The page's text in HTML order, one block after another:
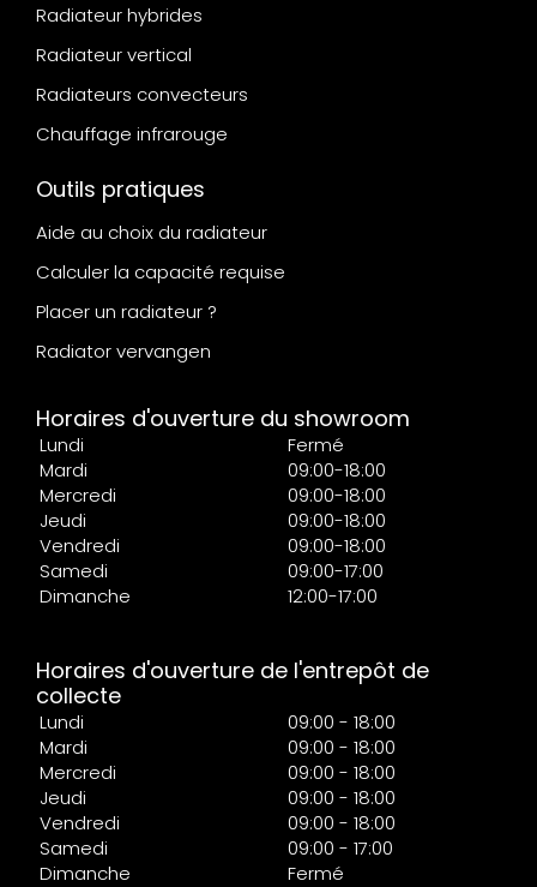
Radiateur hybrides
Radiateur vertical
Radiateurs convecteurs
Chauffage infrarouge
Outils pratiques
Aide au choix du radiateur
Calculer la capacité requise
Placer un radiateur ?
Radiator vervangen
Horaires d'ouverture du showroom
Lundi
Fermé
Mardi
09:00-18:00
Mercredi
09:00-18:00
Jeudi
09:00-18:00
Vendredi
09:00-18:00
Samedi
09:00-17:00
Dimanche
12:00-17:00
Horaires d'ouverture de l'entrepôt de
collecte
Lundi
09:00 - 18:00
Mardi
09:00 - 18:00
Mercredi
09:00 - 18:00
Jeudi
09:00 - 18:00
Vendredi
09:00 - 18:00
Samedi
09:00 - 17:00
Dimanche
Fermé